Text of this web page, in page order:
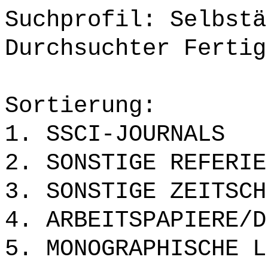
Suchprofil:
Durchsuchter
Sortierung:
1. SSCI-JOURNALS
2. SONSTIGE
3. SONSTIGE
4. ARBEITSPAPIERE/
5. MONOGRAPHISCHE